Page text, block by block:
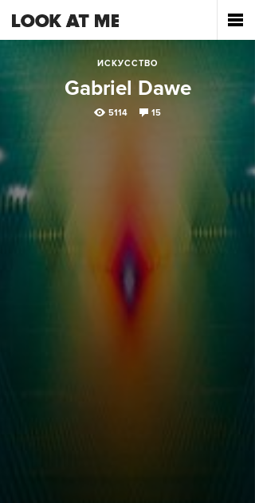
ИСКУССТВО
Gabriel Dawe
5114 15